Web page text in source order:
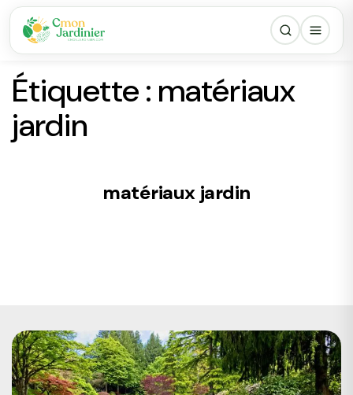
Étiquette : matériaux
jardin
matériaux jardin